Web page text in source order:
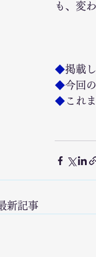
も、変
◆掲載
◆今回
◆ これ
新記事